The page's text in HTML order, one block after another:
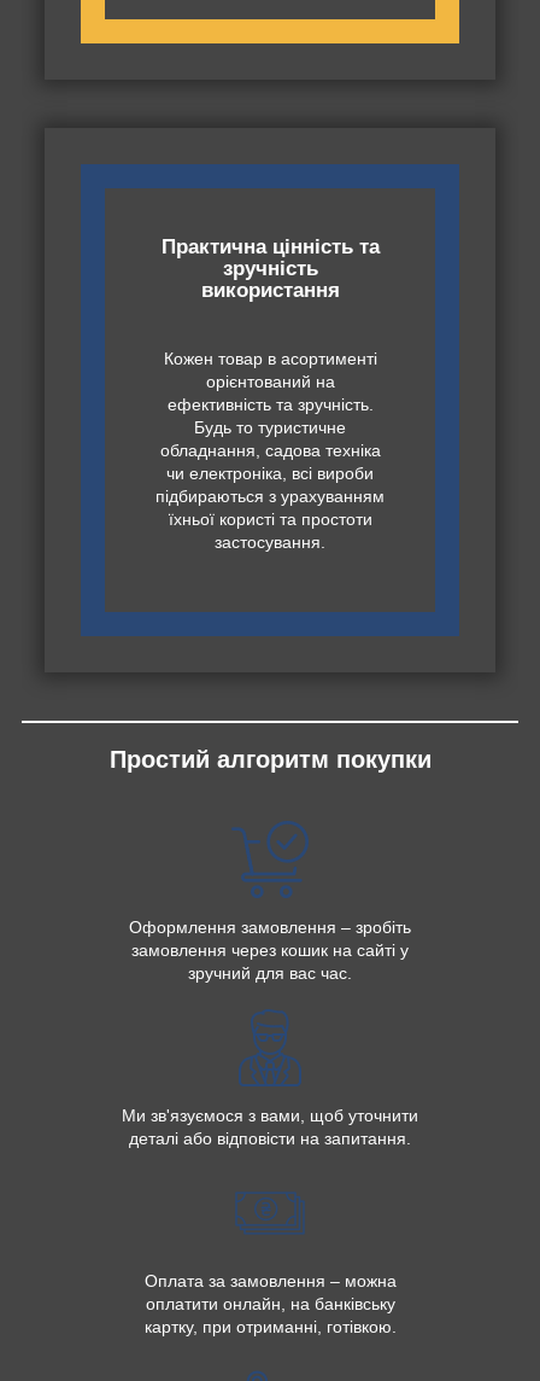
Практична цінність та
зручність
використання
Кожен товар в асортименті
орієнтований на
ефективність та зручність.
Будь то туристичне
обладнання, садова техніка
чи електроніка, всі вироби
підбираються з урахуванням
їхньої користі та простоти
застосування.
Простий алгоритм покупки
Оформлення замовлення – зробіть
замовлення через кошик на сайті у
зручний для вас час.
Ми зв'язуємося з вами, щоб уточнити
деталі або відповісти на запитання.
Оплата за замовлення – можна
оплатити онлайн, на банківську
картку, при отриманні, готівкою.